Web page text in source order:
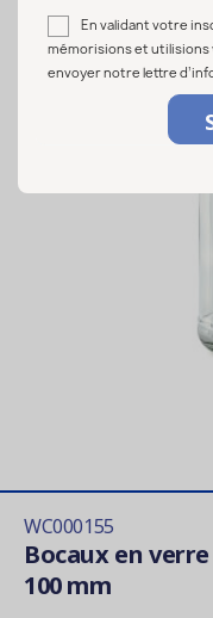
WC000155
Bocaux en
100 mm
En validant votre
mémorisions et utilisions
envoyer notre lettre